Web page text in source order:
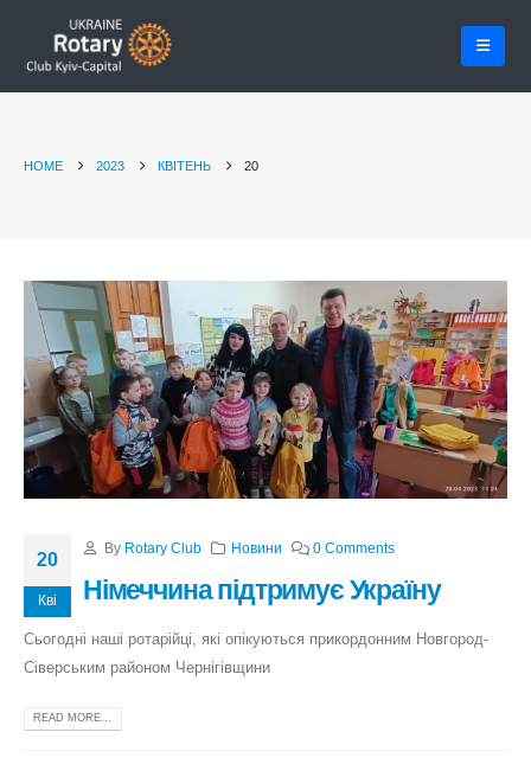
HOME 2023 КВІТЕНЬ 20
20
Кві
By Rotary Club Новини 0 Comments
Німеччина підтримує Україну
Сьогодні наші ротарійці, які опікуються прикордонним Новгород-
Сіверським районом Чернігівщини
READ MORE...